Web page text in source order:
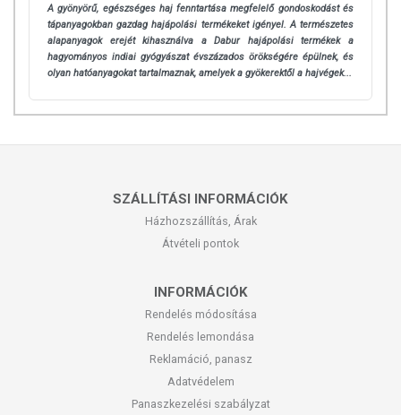
A gyönyörű, egészséges haj fenntartása megfelelő gondoskodást és
tápanyagokban gazdag hajápolási termékeket igényel. A természetes
alapanyagok erejét kihasználva a Dabur hajápolási termékek a
hagyományos indiai gyógyászat évszázados örökségére épülnek, és
olyan hatóanyagokat tartalmaznak, amelyek a gyökerektől a hajvégek...
SZÁLLÍTÁSI INFORMÁCIÓK
Házhozszállítás, Árak
Átvételi pontok
INFORMÁCIÓK
Rendelés módosítása
Rendelés lemondása
Reklamáció, panasz
Adatvédelem
Panaszkezelési szabályzat